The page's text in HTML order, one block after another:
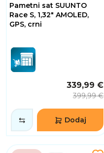
Pametni sat SUUNTO
Race S, 1,32" AMOLED,
GPS, crni
339,99 €
399,99 €
Dodaj